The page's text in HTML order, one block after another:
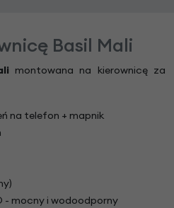
Basil Mali
montowana na kierownicę za
na telefon + mapnik
- mocny i wodoodporny